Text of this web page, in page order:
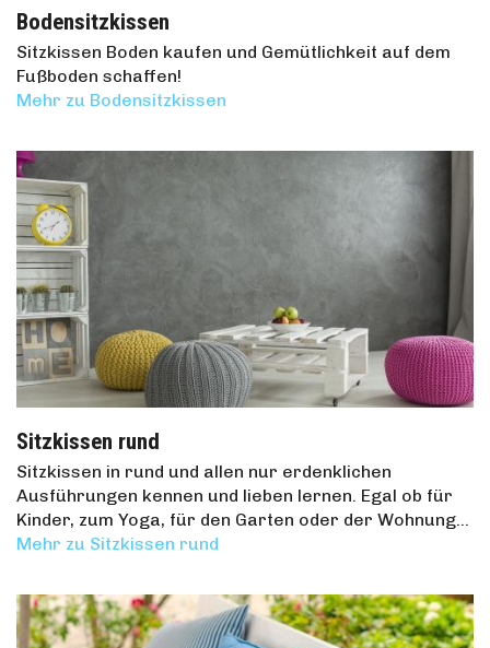
Bodensitzkissen
Sitzkissen Boden kaufen und Gemütlichkeit auf dem
Fußboden schaffen!
Mehr zu Bodensitzkissen
Sitzkissen rund
Sitzkissen in rund und allen nur erdenklichen
Ausführungen kennen und lieben lernen. Egal ob für
Kinder, zum Yoga, für den Garten oder der Wohnung…
Mehr zu Sitzkissen rund